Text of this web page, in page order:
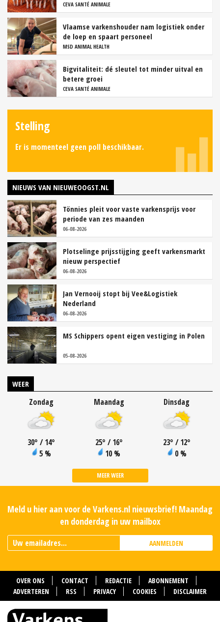
CEVA SANTÉ ANIMALE
Vlaamse varkenshouder nam logistiek onder
de loep en spaart personeel
MSD ANIMAL HEALTH
Bigvitaliteit: dé sleutel tot minder uitval en
betere groei
CEVA SANTÉ ANIMALE
Stelling
Er is momenteel geen poll beschikbaar.
NIEUWS VAN NIEUWEOOGST.NL
Tönnies pleit voor vaste varkensprijs voor
periode van zes maanden
06-08-2026
Plotselinge prijsstijging geeft varkensmarkt
nieuw perspectief
06-08-2026
Jan Vernooij stopt bij Vee&Logistiek
Nederland
06-08-2026
MS Schippers opent eigen vestiging in Polen
05-08-2026
WEER
Zondag
30° / 14°
5 %
Maandag
25° / 16°
10 %
Dinsdag
23° / 12°
0 %
MEER WEER
Meld u hier aan voor de Varkens.nl nieuwsbrief! Maandag
en donderdag in uw mailbox
AANMELDEN
OVER ONS CONTACT REDACTIE
ABONNEMENT
ADVERTEREN
RSS PRIVACY COOKIES DISCLAIMER